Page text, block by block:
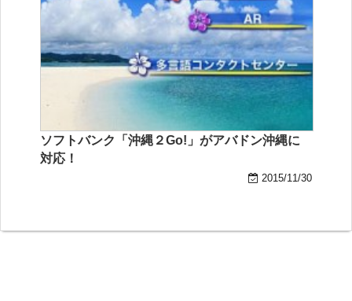
ソフトバンク「沖縄２Go!」がアバドン沖縄に
対応！
2015/11/30